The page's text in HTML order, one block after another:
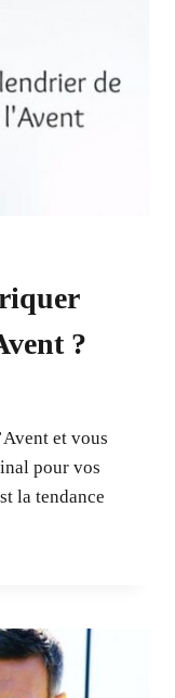
?
et vous
pour vos
la tendance